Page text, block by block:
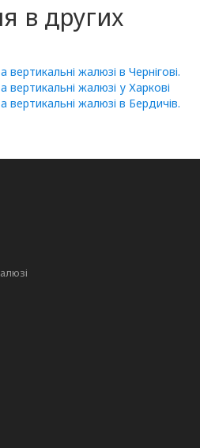
в других
жалюзі в Чернігові.
вертикальні жалюзі у Харкові
вертикальні жалюзі в Бердичів.